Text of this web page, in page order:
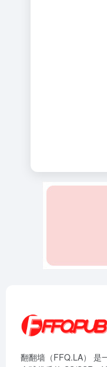
翻翻墙（FFQ.LA） 是